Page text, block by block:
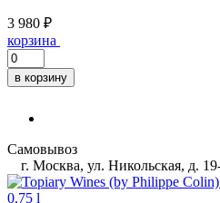
3 980 ₽
корзина
в корзину
Самовывоз
г. Москва, ул. Никольская, д.